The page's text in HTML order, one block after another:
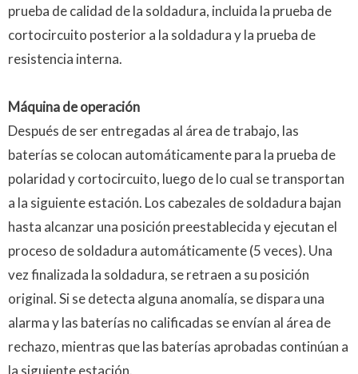
prueba de calidad de la soldadura, incluida la prueba de
cortocircuito posterior a la soldadura y la prueba de
resistencia interna.
Máquina de operación
Después de ser entregadas al área de trabajo, las
baterías se colocan automáticamente para la prueba de
polaridad y cortocircuito, luego de lo cual se transportan
a la siguiente estación. Los cabezales de soldadura bajan
hasta alcanzar una posición preestablecida y ejecutan el
proceso de soldadura automáticamente (5 veces). Una
vez finalizada la soldadura, se retraen a su posición
original. Si se detecta alguna anomalía, se dispara una
alarma y las baterías no calificadas se envían al área de
rechazo, mientras que las baterías aprobadas continúan a
la siguiente estación.